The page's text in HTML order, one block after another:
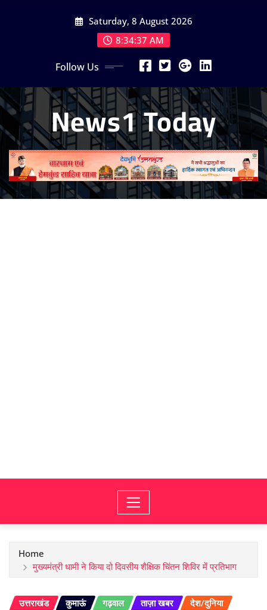
Saturday, 8 August 2026
8:34:39 AM
Follow Us
News1 Today
Home
मुख्यमंत्री धामी ने किया दो दिवसीय शैक्षिक चिंतन शिविर में प्रतिभाग
उत्तराखंड कुमाऊं गढ़वाल ताज़ा खबर
देश/दुनिया